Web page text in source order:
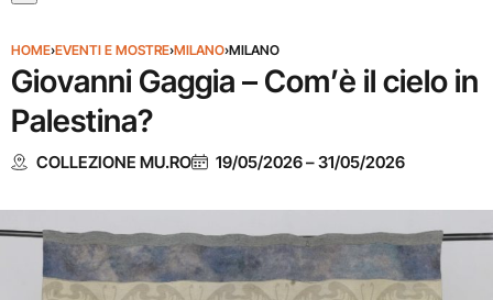
HOME›EVENTI E MOSTRE›MILANO›MILANO
Giovanni Gaggia – Com’è il cielo in
Palestina?
COLLEZIONE MU.RO 19/05/2026–31/05/2026